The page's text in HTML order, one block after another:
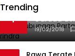
Trending
1
Ini Dia
Garuda
19/02/2018